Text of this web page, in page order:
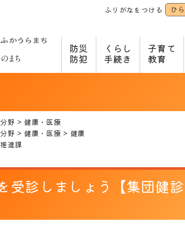
ふりがなをつける ひ
防災
防犯
くらし
手続き
子育て
教育
分野
健康・医療
分野 健康・医療
健康
進課
受診しましょう【集団健